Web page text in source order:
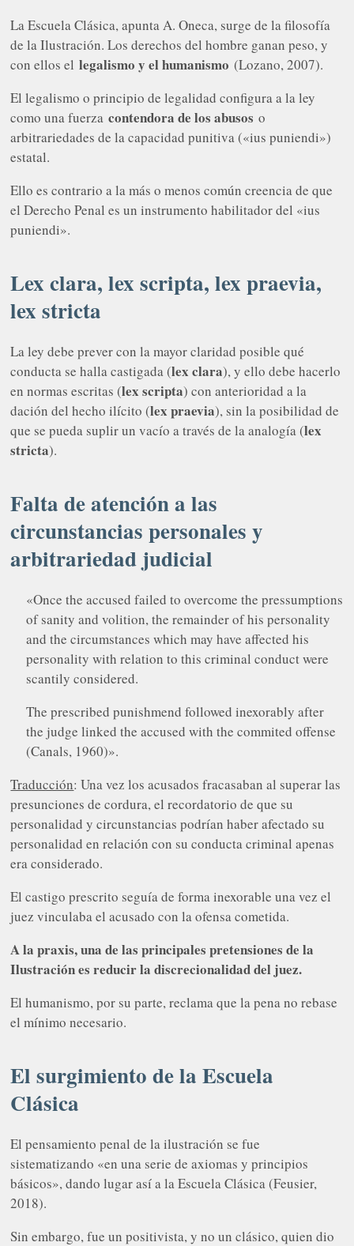
La Escuela Clásica, apunta A. Oneca, surge de la filosofía
de la Ilustración. Los derechos del hombre ganan peso, y
con ellos ellegalismo y el humanismo (Lozano, 2007).
El legalismo o principio de legalidad configura a la ley
como una fuerzacontendora de los abusos o
arbitrariedades de la capacidad punitiva («ius puniendi»)
estatal.
Ello es contrario a la más o menos común creencia de que
el Derecho Penal es un instrumento habilitador del «ius
puniendi».
Lex clara, lex scripta, lex praevia,
lex stricta
La ley debe prever con la mayor claridad posible qué
conducta se halla castigada (lex clara), y ello debe hacerlo
en normas escritas (lex scripta) con anterioridad a la
dación del hecho ilícito (lex praevia), sin la posibilidad de
que se pueda suplir un vacío a través de la analogía (lex
stricta).
Falta de atención a las
circunstancias personales y
arbitrariedad judicial
«Once the accused failed to overcome the pressumptions
of sanity and volition, the remainder of his personality
and the circumstances which may have affected his
personality with relation to this criminal conduct were
scantily considered.
The prescribed punishmend followed inexorably after
the judge linked the accused with the commited offense
(Canals, 1960)».
Traducción: Una vez los acusados fracasaban al superar las
presunciones de cordura, el recordatorio de que su
personalidad y circunstancias podrían haber afectado su
personalidad en relación con su conducta criminal apenas
era considerado.
El castigo prescrito seguía de forma inexorable una vez el
juez vinculaba el acusado con la ofensa cometida.
A la praxis, una de las principales pretensiones de la
Ilustración es reducir la discrecionalidad del juez.
El humanismo, por su parte, reclama que la pena no rebase
el mínimo necesario.
El surgimiento de la Escuela
Clásica
El pensamiento penal de la ilustración se fue
sistematizando «en una serie de axiomas y principios
básicos», dando lugar así a la Escuela Clásica (Feusier,
2018).
Sin embargo, fue un positivista, y no un clásico, quien dio